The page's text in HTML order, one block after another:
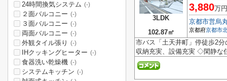
3LDK
102.87㎡
3,880万円
京都市営烏
京都府京都市
市バス「土天井町」停徒歩2
収納充実、設備充実 ◇閑静な
24時間換気システム (-)
２面バルコニー (-)
３面バルコニー (-)
両面バルコニー (-)
外観タイル張り (-)
IHクッキングヒーター (-)
食器洗い乾燥機 (-)
システムキッチン (-)